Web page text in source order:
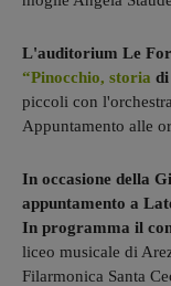
L'auditorium Le
“Pinocchio, storia
piccoli con
Appuntamento alle
In occasione della
appuntamento a
In programma il
liceo musicale di
Filarmonica Santa